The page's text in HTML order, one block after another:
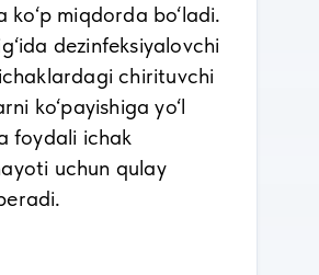
ko‘p miqdorda bo‘ladi.
dezinfeksiyalovchi
chirituvchi
ko‘payishiga yo‘l
foydali ichak
uchun qulay